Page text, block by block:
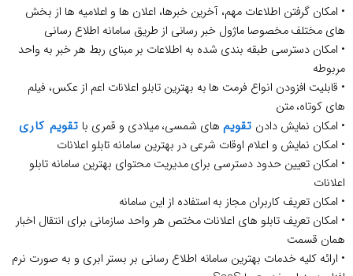
• امکان گرفتن اطلاعات مهم، آخرین خبرها، اعلان ها و اعلامیه ها از بخش
های مختلف مخصوصا ماژول خبر رسانی از طریق سامانه اطلاع رسانی
• امکان دسترسی طبقه بندی شده به اطلاعات بر مبنای ربط هر خبر به واحد
مربوطه
• قابلیت افزودن انواع فرمت ها به بهترین تابلو اعلانات اعم از عکس، فیلم
های کوتاه، متن
• امکان نمایش دادن تقویم های شمسی، میلادی و قمری با تقویم کاری
• امکان نمایش و اعلام اوقات شرعی در بهترین سامانه تابلو اعلانات
• امکان تعیین حدود دسترسی برای مدیریت محتوای بهترین سامانه تابلو
اعلانات
• امکان تعریف کاربران مجاز به استفاده از این سامانه
• امکان تعریف تابلو های اعلانات مختص هر واحد سازمانی برای انتقال اخبار
همان قسمت
• ارائه کلیه خدمات بهترین سامانه اطلاع رسانی بر بستر ابری و به صورت نرم